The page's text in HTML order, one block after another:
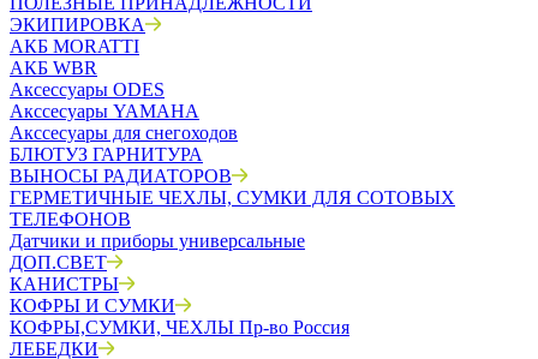
ЭКИПИРОВКА
АКБ MORATTI
АКБ WBR
Аксессуары ODES
Акссесуары YAMAHA
Акссесуары для снегоходов
БЛЮТУЗ ГАРНИТУРА
ВЫНОСЫ РАДИАТОРОВ
ГЕРМЕТИЧНЫЕ ЧЕХЛЫ, СУМКИ ДЛЯ СОТОВЫХ
ТЕЛЕФОНОВ
Датчики и приборы универсальные
ДОП.СВЕТ
КАНИСТРЫ
КОФРЫ И СУМКИ
КОФРЫ,СУМКИ, ЧЕХЛЫ Пр-во Россия
ЛЕБЕДКИ